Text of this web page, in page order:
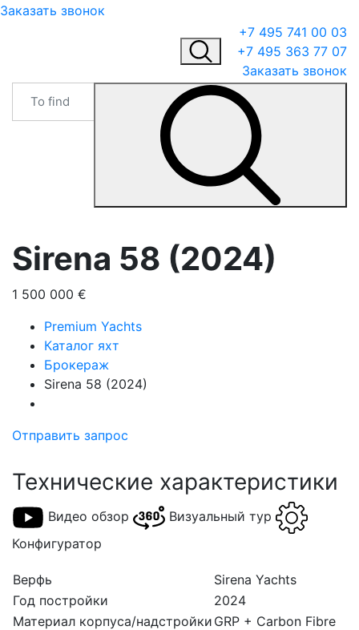
Заказать звонок
+7 495 741 00 03
+7 495 363 77 07
Заказать звонок
Sirena 58 (2024)
1 500 000 €
Premium Yachts
Каталог яхт
Брокераж
Sirena 58 (2024)
Отправить запрос
Технические характеристики
Видео обзор
Визуальный тур
Конфигуратор
Верфь
Sirena Yachts
Год постройки
2024
Материал корпуса/надстройки GRP + Carbon Fibre